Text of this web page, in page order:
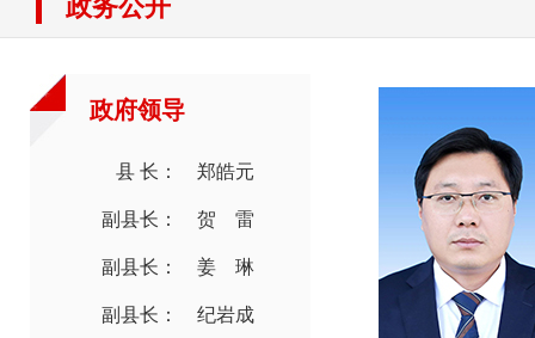
政务公开
政府领导
县 长： 郑皓元
副县长： 贺 雷
副县长： 姜 琳
副县长： 纪岩成